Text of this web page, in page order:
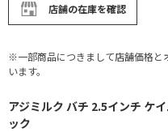
店舗の在庫を確認
※一部商品につきまして店舗価格と
います。
アジミルク バチ 2.5インチ ケ
ック